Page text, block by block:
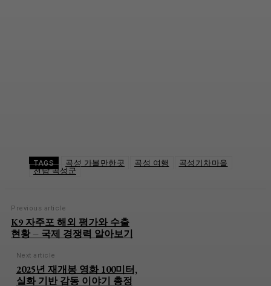
TAGS 곡성 가볼만한곳 곡성 여행
곡성기차마을
전남 곡성군
Previous article
K9 자주포 해외 평가와 수출
현황 – 국제 경쟁력 알아보기
Next article
2025년 재개봉 영화 100미터,
실화 기반 감동 이야기 총정